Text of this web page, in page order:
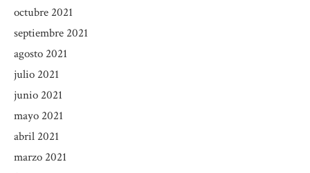
octubre 2021
septiembre 2021
agosto 2021
julio 2021
junio 2021
mayo 2021
abril 2021
marzo 2021